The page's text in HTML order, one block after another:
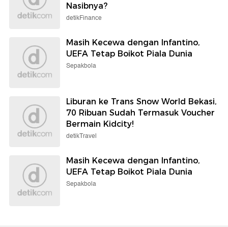
Nasibnya?
detikFinance
Masih Kecewa dengan Infantino,
UEFA Tetap Boikot Piala Dunia
Sepakbola
Liburan ke Trans Snow World Bekasi,
70 Ribuan Sudah Termasuk Voucher
Bermain Kidcity!
detikTravel
Masih Kecewa dengan Infantino,
UEFA Tetap Boikot Piala Dunia
Sepakbola